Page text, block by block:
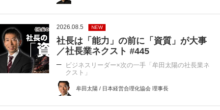
2026.08.5 NEW
社長は「能力」の前に「資質」が大事
／社長業ネクスト #445
ビジネスリーダー×次の一手「牟田太陽の社長業ネ
クスト」
牟田太陽 / 日本経営合理化協会 理事長